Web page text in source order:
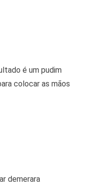
é um pudim
colocar as mãos
demerara